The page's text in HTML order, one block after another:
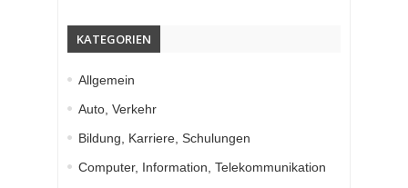
KATEGORIEN
Allgemein
Auto, Verkehr
Bildung, Karriere, Schulungen
Computer, Information, Telekommunikation